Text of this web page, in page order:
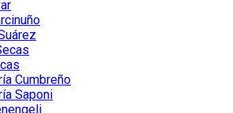
Cumbreño
Saponi